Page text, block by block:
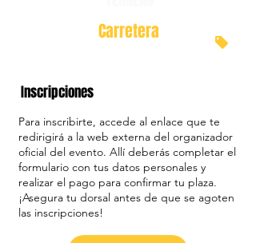
Carretera
Inscripciones
Para inscribirte, accede al enlace que te
redirigirá a la web externa del organizador
oficial del evento. Allí deberás completar el
formulario con tus datos personales y
realizar el pago para confirmar tu plaza.
¡Asegura tu dorsal antes de que se agoten
las inscripciones!